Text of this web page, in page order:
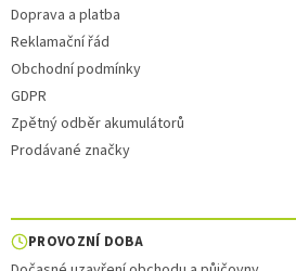
Doprava a platba
Reklamační řád
Obchodní podmínky
GDPR
Zpětný odběr akumulátorů
Prodávané značky
PROVOZNÍ DOBA